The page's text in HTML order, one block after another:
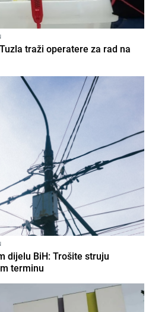
traži operatere za rad na
dijelu BiH: Trošite struju
terminu